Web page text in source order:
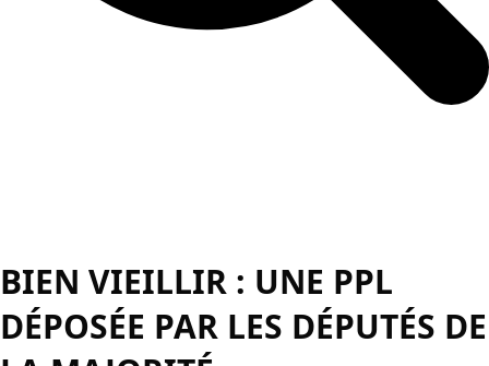
BIEN VIEILLIR : UNE PPL
DÉPOSÉE PAR LES DÉPUTÉS DE